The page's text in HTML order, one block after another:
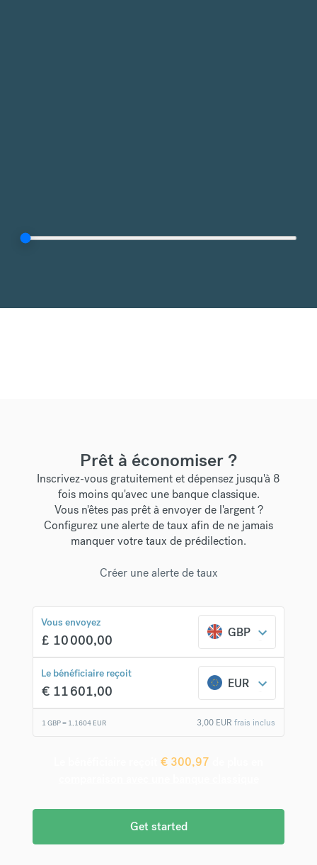
Prêt à économiser ?
Inscrivez-vous gratuitement et dépensez jusqu'à 8
fois moins qu'avec une banque classique.
Vous n'êtes pas prêt à envoyer de l'argent ?
Configurez une alerte de taux afin de ne jamais
manquer votre taux de prédilection.
Créer une alerte de taux
Vous envoyez
£ 10 000,00 GBP
Le bénéficiaire reçoit
€ 11 601,00 EUR
1 GBP = 1,1604 EUR frais inclus
3,00 EUR
€ 300,97
Get started